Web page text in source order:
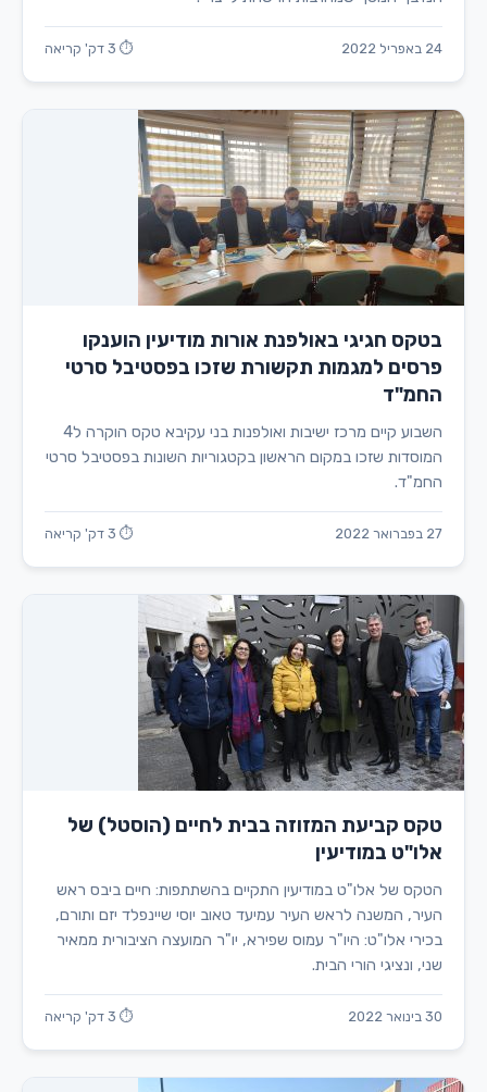
24 באפריל 2022 ⏱ 3 דק' קריאה
בטקס חגיגי באולפנת אורות מודיעין הוענקו
פרסים למגמות תקשורת שזכו בפסטיבל סרטי
החמ"ד
השבוע קיים מרכז ישיבות ואולפנות בני עקיבא טקס הוקרה ל4
המוסדות שזכו במקום הראשון בקטגוריות השונות בפסטיבל סרטי
החמ"ד.
27 בפברואר 2022 ⏱ 3 דק' קריאה
טקס קביעת המזוזה בבית לחיים (הוסטל) של
אלו"ט במודיעין
הטקס של אלו"ט במודיעין התקיים בהשתתפות: חיים ביבס ראש
העיר, המשנה לראש העיר עמיעד טאוב יוסי שיינפלד יזם ותורם,
בכירי אלו"ט: היו"ר עמוס שפירא, יו"ר המועצה הציבורית ממאיר
שני, ונציגי הורי הבית.
30 בינואר 2022 ⏱ 3 דק' קריאה